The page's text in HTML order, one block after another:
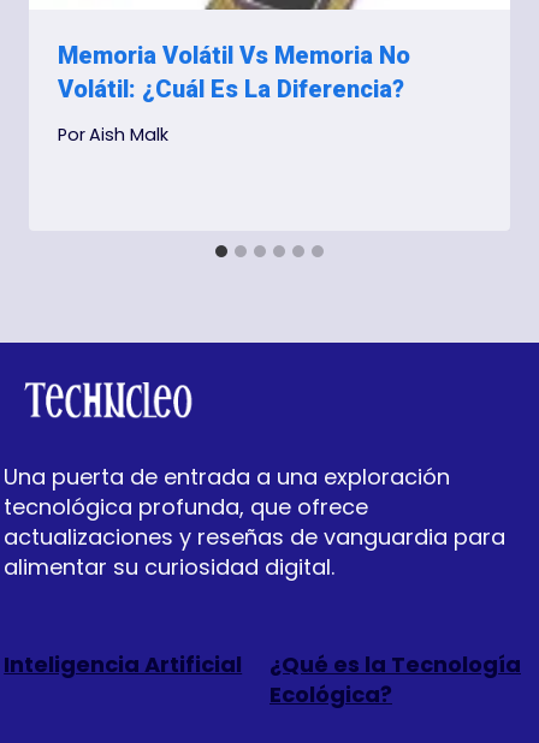
Memoria Volátil Vs Memoria No
Volátil: ¿Cuál Es La Diferencia?
PorAish Malk
Una puerta de entrada a una exploración
tecnológica profunda, que ofrece
actualizaciones y reseñas de vanguardia para
alimentar su curiosidad digital.
Inteligencia Artificial
¿Qué es la Tecnología
Ecológica?